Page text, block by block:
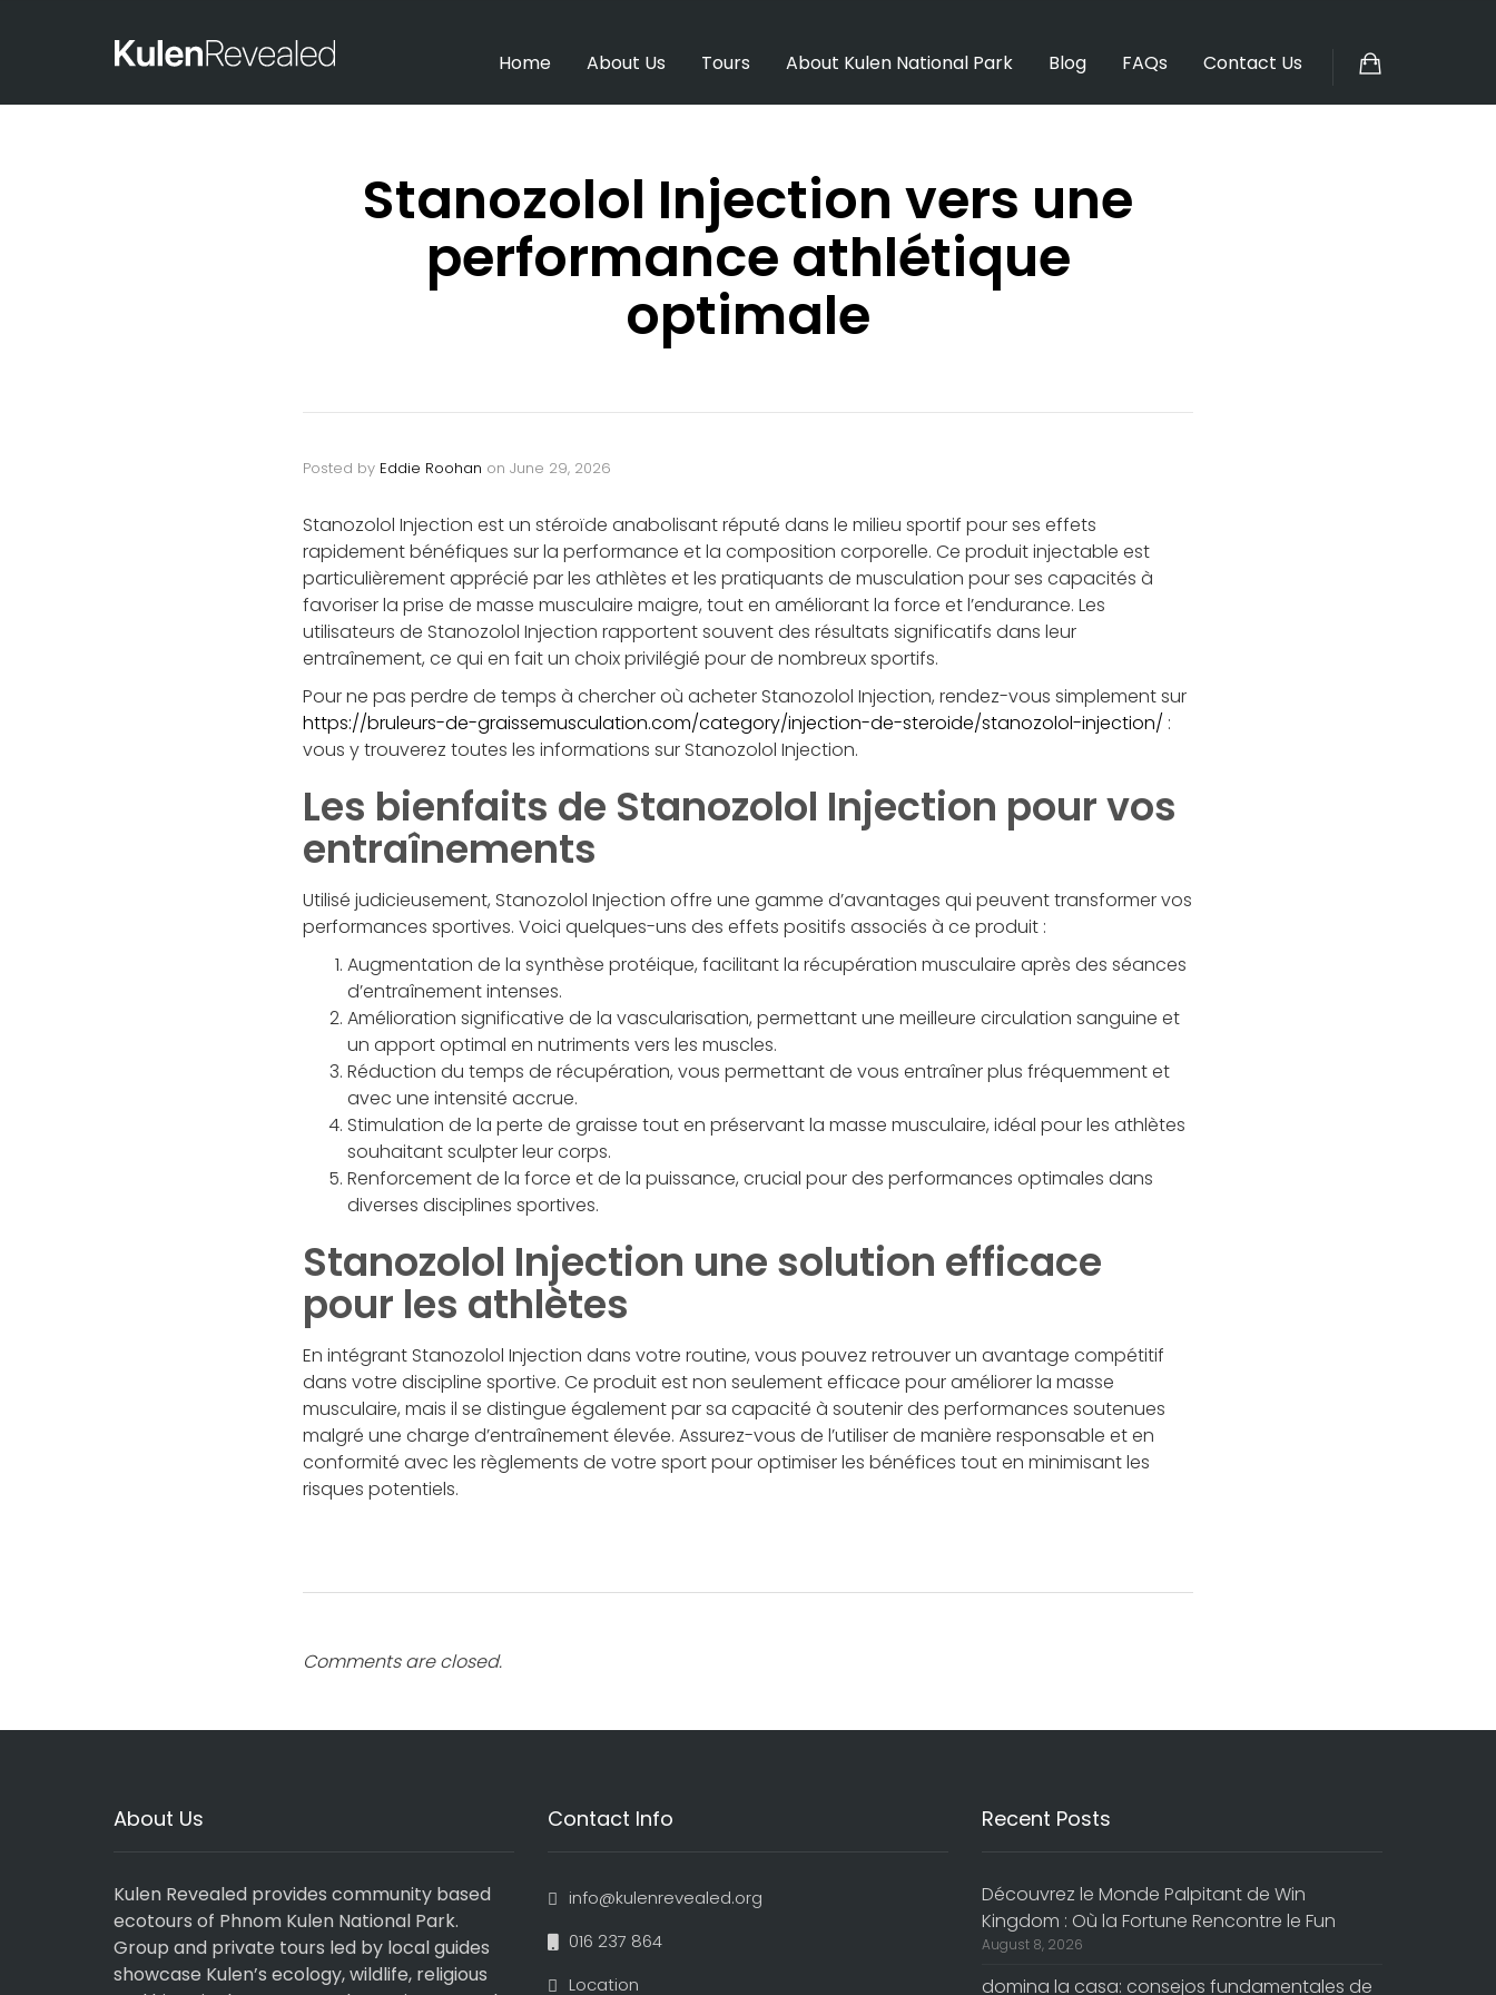
Home About Us Tours About Kulen National Park Blog FAQs Contact Us
Stanozolol Injection vers une
performance athlétique
optimale
Posted by Eddie Roohan on June 29, 2026
Stanozolol Injection est un stéroïde anabolisant réputé dans le milieu sportif pour ses effets
rapidement bénéfiques sur la performance et la composition corporelle. Ce produit injectable est
particulièrement apprécié par les athlètes et les pratiquants de musculation pour ses capacités à
favoriser la prise de masse musculaire maigre, tout en améliorant la force et l’endurance. Les
utilisateurs de Stanozolol Injection rapportent souvent des résultats significatifs dans leur
entraînement, ce qui en fait un choix privilégié pour de nombreux sportifs.
Pour ne pas perdre de temps à chercher où acheter Stanozolol Injection, rendez-vous simplement sur
https://bruleurs-de-graissemusculation.com/category/injection-de-steroide/stanozolol-injection/ :
vous y trouverez toutes les informations sur Stanozolol Injection.
Les bienfaits de Stanozolol Injection pour vos
entraînements
Utilisé judicieusement, Stanozolol Injection offre une gamme d’avantages qui peuvent transformer vos
performances sportives. Voici quelques-uns des effets positifs associés à ce produit :
Augmentation de la synthèse protéique, facilitant la récupération musculaire après des séances
d’entraînement intenses.
Amélioration significative de la vascularisation, permettant une meilleure circulation sanguine et
un apport optimal en nutriments vers les muscles.
Réduction du temps de récupération, vous permettant de vous entraîner plus fréquemment et
avec une intensité accrue.
Stimulation de la perte de graisse tout en préservant la masse musculaire, idéal pour les athlètes
souhaitant sculpter leur corps.
Renforcement de la force et de la puissance, crucial pour des performances optimales dans
diverses disciplines sportives.
Stanozolol Injection une solution efficace
pour les athlètes
En intégrant Stanozolol Injection dans votre routine, vous pouvez retrouver un avantage compétitif
dans votre discipline sportive. Ce produit est non seulement efficace pour améliorer la masse
musculaire, mais il se distingue également par sa capacité à soutenir des performances soutenues
malgré une charge d’entraînement élevée. Assurez-vous de l’utiliser de manière responsable et en
conformité avec les règlements de votre sport pour optimiser les bénéfices tout en minimisant les
risques potentiels.
Comments are closed.
About Us
Kulen Revealed provides community based
ecotours of Phnom Kulen National Park.
Group and private tours led by local guides
showcase Kulen’s ecology, wildlife, religious
Contact Info
info@kulenrevealed.org
016 237 864
Location
Recent Posts
Découvrez le Monde Palpitant de Win
Kingdom : Où la Fortune Rencontre le Fun
August 8, 2026
domina la casa: consejos fundamentales de